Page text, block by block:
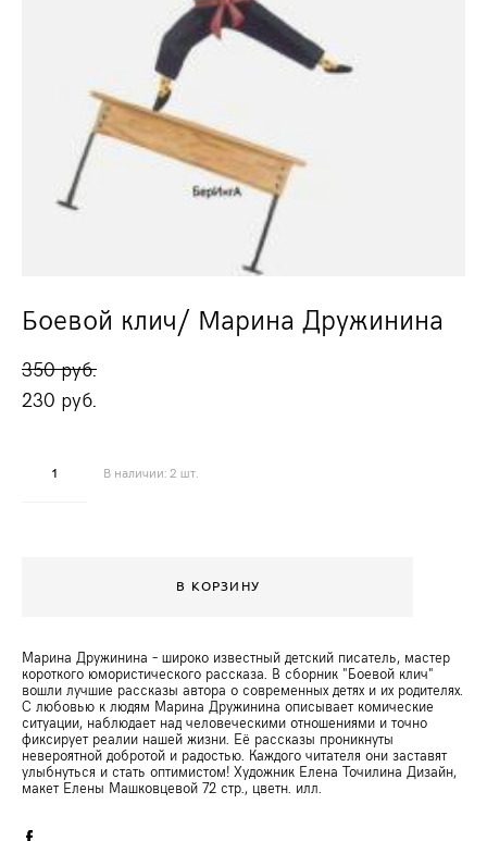
Боевой клич/ Марина Дружинина
350 pуб.
230 pуб.
В наличии: 2 шт.
В КОРЗИНУ
Марина Дружинина – широко известный детский писатель, мастер
короткого юмористического рассказа. В сборник "Боевой клич"
вошли лучшие рассказы автора о современных детях и их родителях.
С любовью к людям Марина Дружинина описывает комические
ситуации, наблюдает над человеческими отношениями и точно
фиксирует реалии нашей жизни. Её рассказы проникнуты
невероятной добротой и радостью. Каждого читателя они заставят
улыбнуться и стать оптимистом! Художник Елена Точилина Дизайн,
макет Елены Машковцевой 72 стр., цветн. илл.